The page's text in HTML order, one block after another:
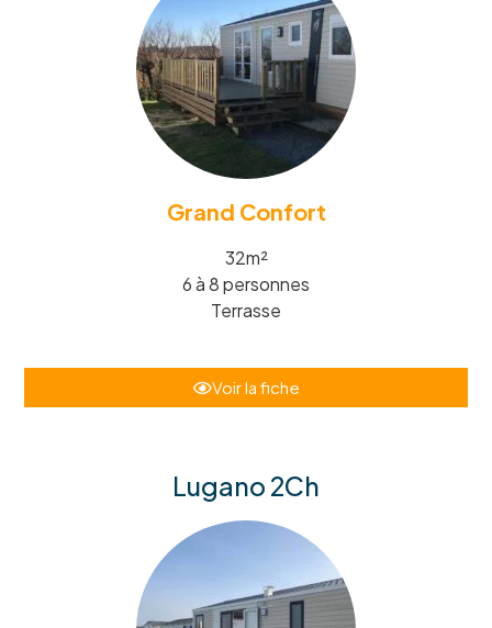
Grand Confort
32m²
6 à 8 personnes
Terrasse
Voir la fiche
Lugano 2Ch